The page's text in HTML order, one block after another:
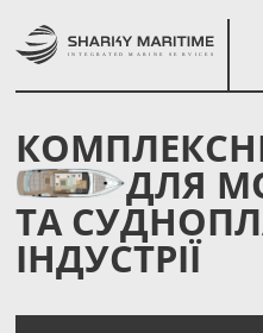
СЕРВІСИ
ІНСПЕКЦІЯ
ПРО НАС
ДЛЯ
ТА
ІНДУСТРІЇ